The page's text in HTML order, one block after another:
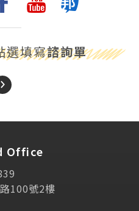
薦
選填寫諮詢單
Office
100號2樓